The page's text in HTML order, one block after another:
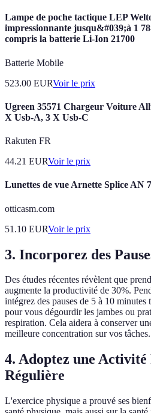
Lampe de poche tactique LEP
impressionnante jusqu&#039;à 1
compris la batterie Li-Ion 21700
Batterie Mobile
523.00 EURVoir le prix
Ugreen 35571 Chargeur Voiture
X Usb-A, 3 X Usb-C
Rakuten FR
44.21 EURVoir le prix
Lunettes de vue Arnette Splice AN
otticasm.com
51.10 EURVoir le prix
3. Incorporez des
Des études récentes révèlent que
augmente la productivité de 30%.
intégrez des pauses de 5 à 10 minutes
pour vous dégourdir les jambes ou
respiration. Cela aidera à conserver
meilleure concentration sur vos tâches.
4. Adoptez une Activité
Régulière
L'exercice physique a prouvé ses